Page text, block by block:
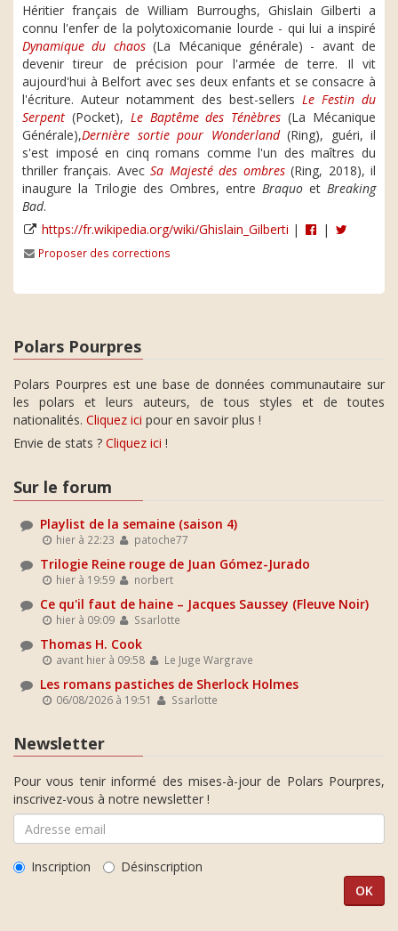
Héritier français de William Burroughs, Ghislain Gilberti a
connu l'enfer de la polytoxicomanie lourde - qui lui a inspiré
Dynamique du chaos(La Mécanique générale) - avant de
devenir tireur de précision pour l'armée de terre. Il vit
aujourd'hui à Belfort avec ses deux enfants et se consacre à
l'écriture. Auteur notamment des best-sellers Le Festin du
Serpent (Pocket), Le Baptême des Ténèbres (La Mécanique
Générale),Dernière sortie pour Wonderland(Ring), guéri, il
s'est imposé en cinq romans comme l'un des maîtres du
thriller français. AvecSa Majesté des ombres(Ring, 2018), il
inaugure la Trilogie des Ombres, entre Braquo et Breaking
Bad.
https://fr.wikipedia.org/wiki/Ghislain_Gilberti | |
Proposer des corrections
Polars Pourpres
Polars Pourpres est une base de données communautaire sur
les polars et leurs auteurs, de tous styles et de toutes
nationalités. Cliquez ici pour en savoir plus !
Envie de stats ? Cliquez ici !
Sur le forum
Playlist de la semaine (saison 4)
hier à 22:23 patoche77
Trilogie Reine rouge de Juan Gómez-Jurado
hier à 19:59 norbert
Ce qu'il faut de haine – Jacques Saussey (Fleuve Noir)
hier à 09:09 Ssarlotte
Thomas H. Cook
avant hier à 09:58 Le Juge Wargrave
Les romans pastiches de Sherlock Holmes
06/08/2026 à 19:51 Ssarlotte
Newsletter
Pour vous tenir informé des mises-à-jour de Polars Pourpres,
inscrivez-vous à notre newsletter !
Inscription Désinscription